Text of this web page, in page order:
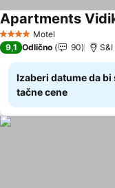
4 ZvezdiceMotel
Apartments
9,1 Odlično 90
Izaberi datume da bi
tačne cene